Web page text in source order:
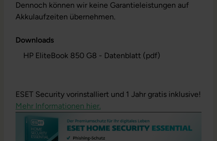
Dennoch können wir keine Garantieleistungen auf
Akkulaufzeiten übernehmen.
Downloads
HP EliteBook 850 G8 - Datenblatt (pdf)
ESET Security vorinstalliert und 1 Jahr gratis inklusive!
Mehr Informationen hier.